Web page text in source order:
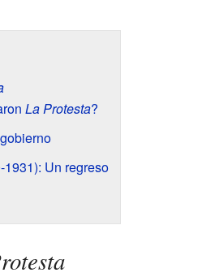
La Protesta?
1931): Un regreso